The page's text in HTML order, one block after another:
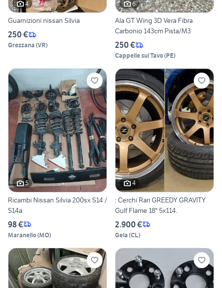
4
Guarnizioni nissan Silvia
250 €
Grezzana (VR)
6
Ala GT Wing 3D Vera Fibra
Carbonio 143cm Pista/M3
250 €
Cappelle sul Tavo(PE)
5
Ricambi Nissan Silvia 200sx S14 /
S14a
98 €
Maranello(MO)
4
: Cerchi Rari GREEDY GRAVITY
Gulf Flame 18" 5x114.
2.900 €
Gela (CL)